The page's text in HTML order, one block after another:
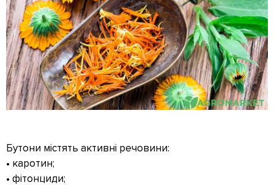
Бутони містять активні речовини:
• каротин;
• фітонциди;